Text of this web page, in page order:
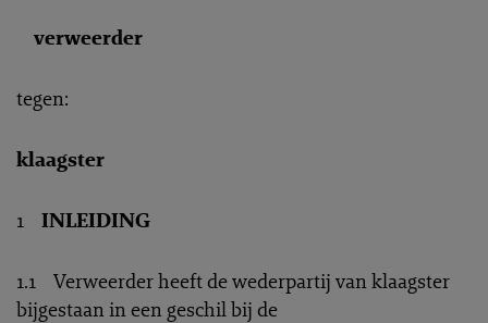
verweerder
tegen:
klaagster
1 INLEIDING
1.1 Verweerder heeft de wederpartij van klaagster
bijgestaan in een geschil bij de